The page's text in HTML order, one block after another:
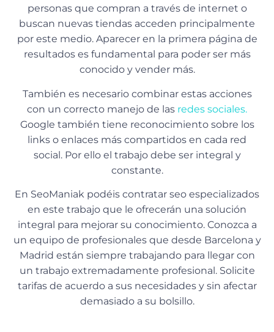
personas que compran a través de internet o
buscan nuevas tiendas acceden principalmente
por este medio. Aparecer en la primera página de
resultados es fundamental para poder ser más
conocido y vender más.
También es necesario combinar estas acciones
con un correcto manejo de las redes sociales.
Google también tiene reconocimiento sobre los
links o enlaces más compartidos en cada red
social. Por ello el trabajo debe ser integral y
constante.
En SeoManiak podéis contratar seo especializados
en este trabajo que le ofrecerán una solución
integral para mejorar su conocimiento. Conozca a
un equipo de profesionales que desde Barcelona y
Madrid están siempre trabajando para llegar con
un trabajo extremadamente profesional. Solicite
tarifas de acuerdo a sus necesidades y sin afectar
demasiado a su bolsillo.